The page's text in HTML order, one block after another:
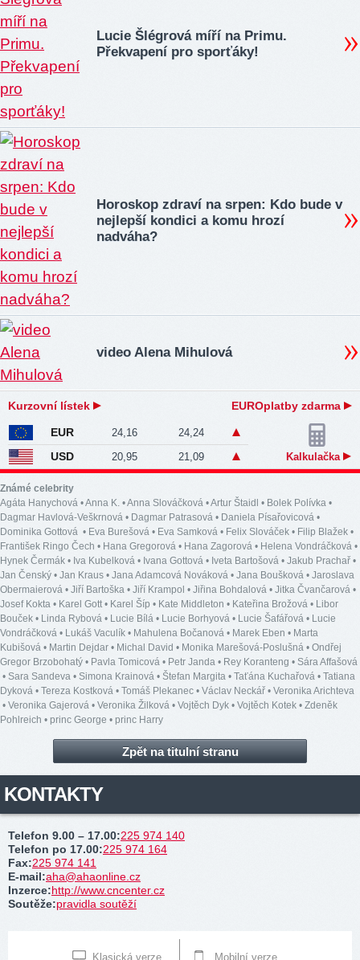
Lucie Šlégrová míří na Primu.
Překvapení pro sporťáky!
Horoskop zdraví na srpen: Kdo bude v
nejlepší kondici a komu hrozí
nadváha?
video Alena Mihulová
Kurzovní lístek EUROplatby zdarma
EUR 24,16 24,24
USD 20,95 21,09 Kalkulačka
Známé celebrity
Agáta Hanychová •Anna K. •Anna Slováčková •Artur Štaidl • Bolek Polívka •
Dagmar Havlová-Veškrnová • Dagmar Patrasová • Daniela Písařovicová •
Dominika Gottová • Eva Burešová • Eva Samková • Felix Slováček • Filip Blažek •
František Ringo Čech • Hana Gregorová • Hana Zagorová • Helena Vondráčková •
Hynek Čermák • Iva Kubelková • Ivana Gottová • Iveta Bartošová • Jakub Prachař •
Jan Čenský • Jan Kraus • Jana Adamcová Nováková • Jana Boušková • Jaroslava
Obermaierová • Jiří Bartoška • Jiří Krampol • Jiřina Bohdalová • Jitka Čvančarová •
Josef Kokta • Karel Gott • Karel Šíp • Kate Middleton • Kateřina Brožová • Libor
Bouček • Linda Rybová • Lucie Bílá • Lucie Borhyová • Lucie Šafářová • Lucie
Vondráčková • Lukáš Vaculík • Mahulena Bočanová • Marek Eben • Marta
Kubišová • Martin Dejdar • Michal David • Monika Marešová-Poslušná • Ondřej
Gregor Brzobohatý • Pavla Tomicová • Petr Janda • Rey Koranteng • Sára Affašová
• Sara Sandeva • Simona Krainová • Štefan Margita • Taťána Kuchařová • Tatiana
Dyková • Tereza Kostková • Tomáš Plekanec • Václav Neckář • Veronika Arichteva
• Veronika Gajerová • Veronika Žilková • Vojtěch Dyk • Vojtěch Kotek • Zdeněk
Pohlreich • princ George • princ Harry
Zpět na titulní stranu
KONTAKTY
Telefon 9.00 – 17.00:225 974 140
Telefon po 17.00:225 974 164
Fax:225 974 141
E-mail:aha@ahaonline.cz
Inzerce:http://www.cncenter.cz
Soutěže:pravidla soutěží
Klasická verze Mobilní verze